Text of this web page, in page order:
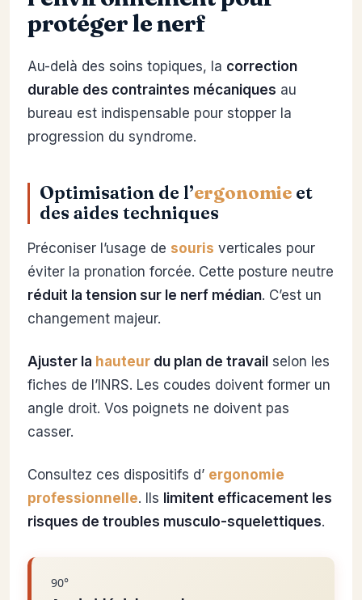
protéger le nerf
Au-delà des soins topiques, la correction
durable des contraintes mécaniques au
bureau est indispensable pour stopper la
progression du syndrome.
Optimisation de l’ergonomie et
des aides techniques
Préconiser l’usage de souris verticales pour
éviter la pronation forcée. Cette posture neutre
réduit la tension sur le nerf médian. C’est un
changement majeur.
Ajuster la hauteur du plan de travail selon les
fiches de l’INRS. Les coudes doivent former un
angle droit. Vos poignets ne doivent pas
casser.
Consultez ces dispositifs d’ ergonomie
professionnelle. Ils limitent efficacement les
risques de troubles musculo-squelettiques.
90°